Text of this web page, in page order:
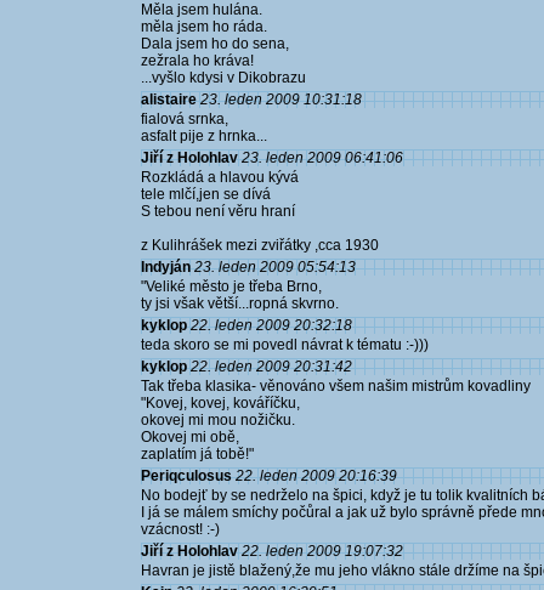
Měla jsem hulána.
měla jsem ho ráda.
Dala jsem ho do sena,
zežrala ho kráva!
...vyšlo kdysi v Dikobrazu
alistaire 23. leden 2009 10:31:18
fialová srnka,
asfalt pije z hrnka...
Jiří z Holohlav 23. leden 2009 06:41:06
Rozkládá a hlavou kývá
tele mlčí,jen se dívá
S tebou není věru hraní
z Kulihrášek mezi zviřátky ,cca 1930
Indyján 23. leden 2009 05:54:13
"Veliké město je třeba Brno,
ty jsi však větší...ropná skvrno.
kyklop 22. leden 2009 20:32:18
teda skoro se mi povedl návrat k tématu :-)))
kyklop 22. leden 2009 20:31:42
Tak třeba klasika- věnováno všem našim mistrům kovadliny
"Kovej, kovej, kováříčku,
okovej mi mou nožičku.
Okovej mi obě,
zaplatím já tobě!"
Periqculosus 22. leden 2009 20:16:39
No bodejť by se nedrželo na špici, když je tu tolik kvalitních
I já se málem smíchy počůral a jak už bylo správně přede
vzácnost! :-)
Jiří z Holohlav 22. leden 2009 19:07:32
Havran je jistě blažený,že mu jeho vlákno stále držíme na